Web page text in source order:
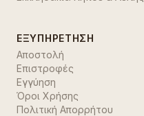
ΕΞΥΠΗΡΈΤΗΣΗ
Αποστολή
Επιστροφές
Εγγύηση
Όροι Χρήσης
Πολιτική Απορρήτου